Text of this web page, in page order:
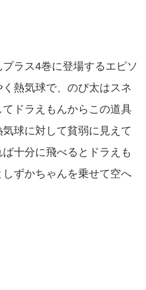
ラス4巻に登場するエピソ
熱気球で、のび太はスネ
ドラえもんからこの道具
球に対して貧弱に見えて
十分に飛べるとドラえも
ずかちゃんを乗せて空へ